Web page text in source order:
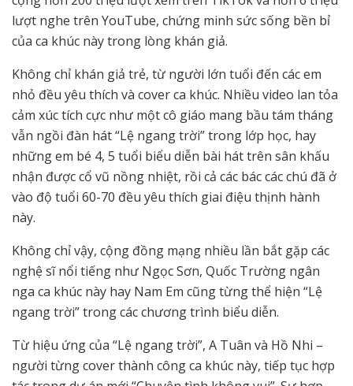
lượt nghe trên YouTube, chứng minh sức sống bền bỉ
của ca khúc này trong lòng khán giả.
Không chỉ khán giả trẻ, từ người lớn tuổi đến các em
nhỏ đều yêu thích và cover ca khúc. Nhiều video lan tỏa
cảm xúc tích cực như một cô giáo mang bầu tám tháng
vẫn ngồi đàn hát “Lệ ngang trời” trong lớp học, hay
những em bé 4, 5 tuổi biểu diễn bài hát trên sân khấu
nhận được cổ vũ nồng nhiệt, rồi cả các bác các chú đã ở
vào độ tuổi 60-70 đều yêu thích giai điệu thịnh hành
này.
Không chỉ vậy, cộng đồng mạng nhiều lần bắt gặp các
nghệ sĩ nổi tiếng như Ngọc Sơn, Quốc Trường ngân
nga ca khúc này hay Nam Em cũng từng thể hiện “Lệ
ngang trời” trong các chương trình biểu diễn.
Từ hiệu ứng của “Lệ ngang trời”, A Tuân và Hồ Nhi –
người từng cover thành công ca khúc này, tiếp tục hợp